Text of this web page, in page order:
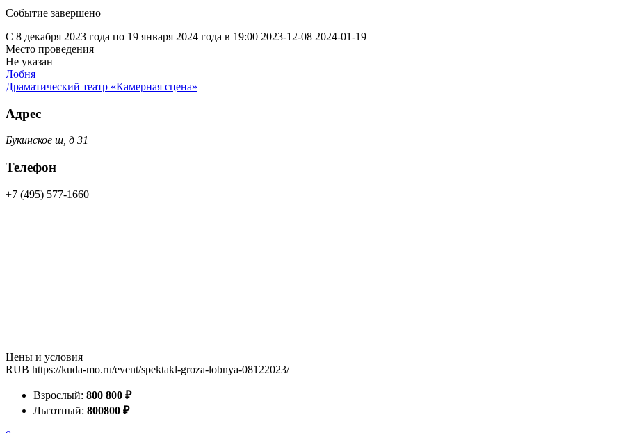
Событие завершено
С 8 декабря 2023 года по 19 января 2024 года в 19:00 2023-12-08 2024-01-19
Место проведения
Не указан
Лобня
Драматический театр «Камерная сцена»
Адрес
Букинское ш, д 31
Телефон
+7 (495) 577-1660
Цены и условия
RUB https://kuda-mo.ru/event/spektakl-groza-lobnya-08122023/
Взрослый: 800 800 ₽
Льготный: 800800 ₽